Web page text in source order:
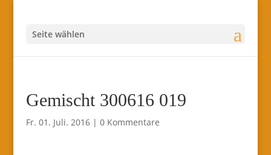
Seite wählen
Gemischt 300616 019
Fr. 01. Juli. 2016| 0 Kommentare